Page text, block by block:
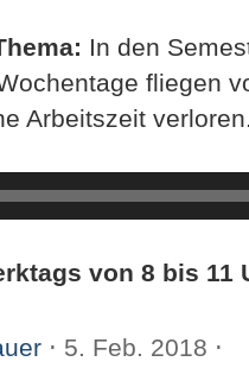
In den
fliegen
Arbeitszeit
von 8 bis 11
⋅ 5. Feb. 2018 ⋅